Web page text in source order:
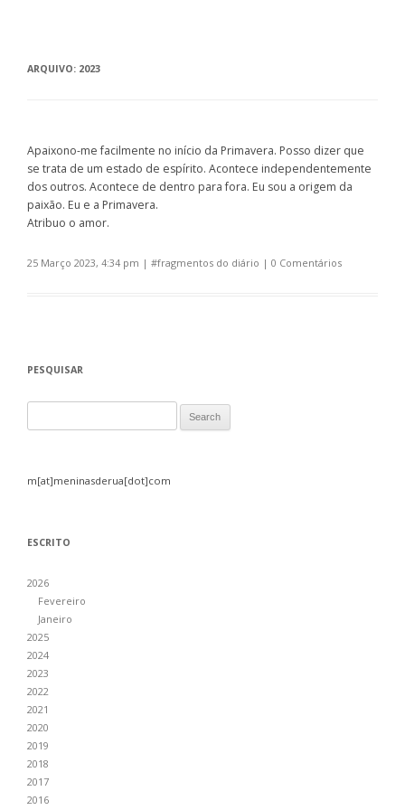
ARQUIVO: 2023
Apaixono-me facilmente no início da Primavera. Posso dizer que
se trata de um estado de espírito. Acontece independentemente
dos outros. Acontece de dentro para fora. Eu sou a origem da
paixão. Eu e a Primavera.
Atribuo o amor.
25 Março 2023, 4:34 pm | #fragmentos do diário | 0 Comentários
PESQUISAR
m[at]meninasderua[dot]com
ESCRITO
2026
Fevereiro
Janeiro
2025
2024
2023
2022
2021
2020
2019
2018
2017
2016